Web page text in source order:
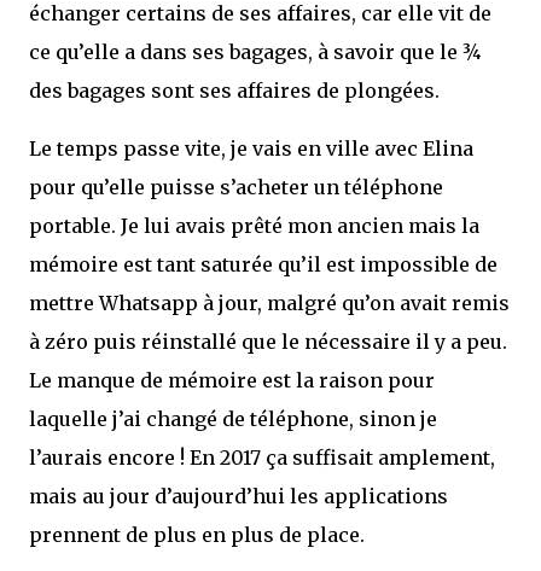
échanger certains de ses affaires, car elle vit de
ce qu’elle a dans ses bagages, à savoir que le ¾
des bagages sont ses affaires de plongées.
Le temps passe vite, je vais en ville avec Elina
pour qu’elle puisse s’acheter un téléphone
portable. Je lui avais prêté mon ancien mais la
mémoire est tant saturée qu’il est impossible de
mettre Whatsapp à jour, malgré qu’on avait remis
à zéro puis réinstallé que le nécessaire il y a peu.
Le manque de mémoire est la raison pour
laquelle j’ai changé de téléphone, sinon je
l’aurais encore ! En 2017 ça suffisait amplement,
mais au jour d’aujourd’hui les applications
prennent de plus en plus de place.